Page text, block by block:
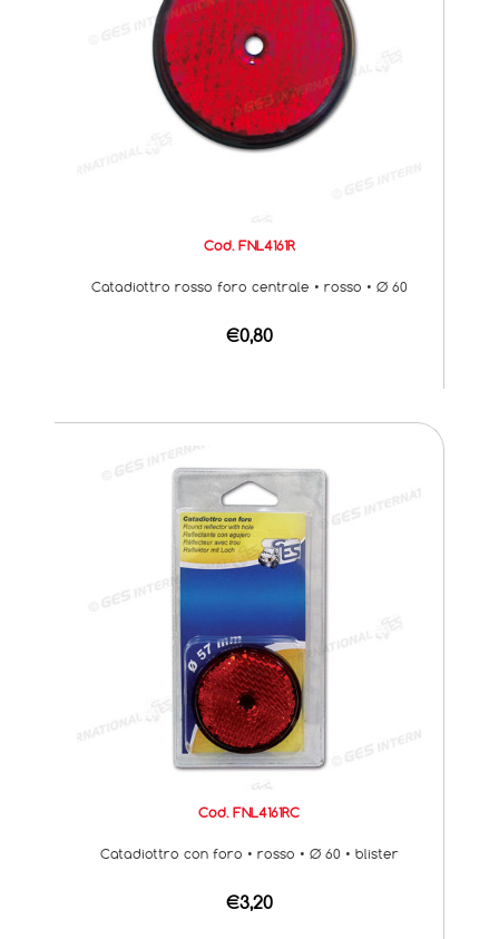
Cod. FNL4161R
Catadiottro rosso foro centrale • rosso • Ø 60
€0,80
Cod. FNL4161RC
Catadiottro con foro • rosso • Ø 60 • blister
€3,20